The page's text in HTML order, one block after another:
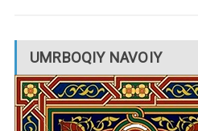
UMRBOQIY NAVOIY